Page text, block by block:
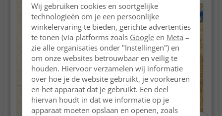
Wij gebruiken cookies en soortgelijke
technologieën om je een persoonlijke
winkelervaring te bieden, gerichte advertenties
te tonen (via platforms zoals Googleen Meta –
zie alle organisaties onder "Instellingen") en
om onze websites betrouwbaar en veilig te
houden. Hiervoor verzamelen wij informatie
over hoe je de website gebruikt, je voorkeuren
en het apparaat dat je gebruikt. Een deel
hiervan houdt in dat we informatie op je
apparaat moeten opslaan en openen, zoals